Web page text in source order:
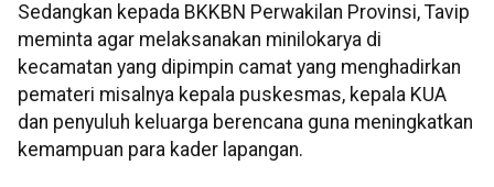
Sedangkan kepada BKKBN Perwakilan Provinsi, Tavip
meminta agar melaksanakan minilokarya di
kecamatan yang dipimpin camat yang menghadirkan
pemateri misalnya kepala puskesmas, kepala KUA
dan penyuluh keluarga berencana guna meningkatkan
kemampuan para kader lapangan.